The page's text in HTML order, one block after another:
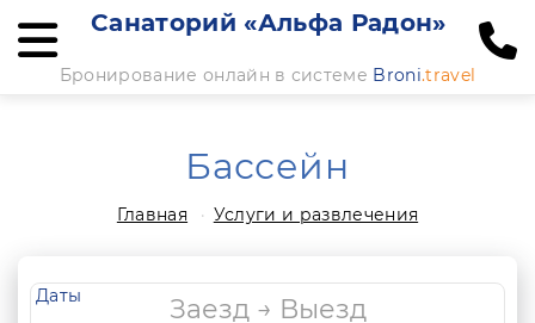
Санаторий «Альфа Радон»
Бронирование онлайн в системе Broni.travel
Бассейн
Главная Услуги и развлечения
Даты